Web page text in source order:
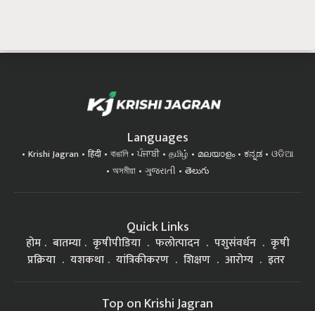
Languages
Krishi Jagran हिंदी বাঙালি ਪੰਜਾਬੀ தமிழ் മലയാളം ಕನ್ನಡ
ଓଡିଆ
অসমীয়া
ગુજરાતી తెలుగు
Quick Links
होम बातम्या कृषीपीडिया फलोत्पादन पशुसंवर्धन
कृषी
प्रक्रिया
यशकथा यांत्रिकीकरण शिक्षण आरोग्य इतर
Top on Krishi Jagran